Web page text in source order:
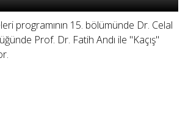
programının 15. bölümünde Dr. Celal
Prof. Dr. Fatih Andı ile "Kaçış"